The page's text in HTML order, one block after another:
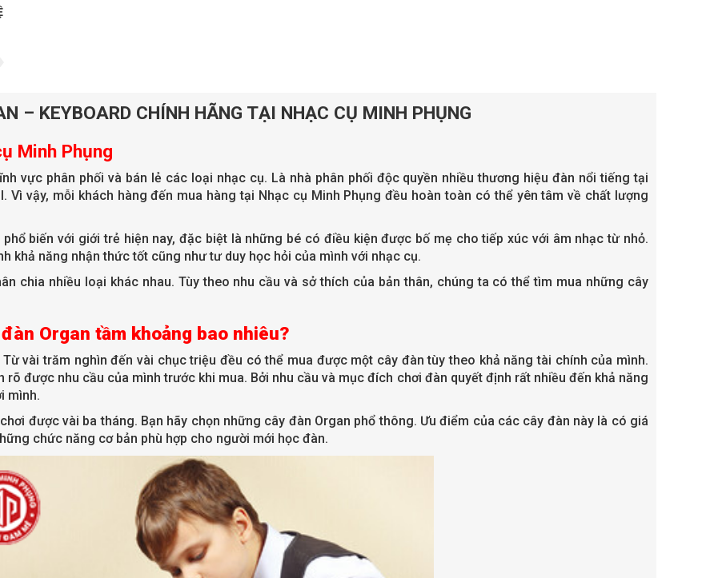
– KEYBOARD CHÍNH HÃNG TẠI NHẠC CỤ MINH PHỤNG
Minh Phụng
vực phân phối và bán lẻ các loại nhạc cụ. Là nhà phân phối độc quyền nhiều thương hiệu đàn nổi tiếng tại
Vì vậy, mỗi khách hàng đến mua hàng tại Nhạc cụ Minh Phụng đều hoàn toàn có thể yên tâm về chất lượng
biến với giới trẻ hiện nay, đặc biệt là những bé có điều kiện được bố mẹ cho tiếp xúc với âm nhạc từ nhỏ.
khả năng nhận thức tốt cũng như tư duy học hỏi của mình với nhạc cụ.
chia nhiều loại khác nhau. Tùy theo nhu cầu và sở thích của bản thân, chúng ta có thể tìm mua những cây
Organ tầm khoảng bao nhiêu?
vài trăm nghìn đến vài chục triệu đều có thể mua được một cây đàn tùy theo khả năng tài chính của mình.
rõ được nhu cầu của mình trước khi mua. Bởi nhu cầu và mục đích chơi đàn quyết định rất nhiều đến khả năng
mình.
được vài ba tháng. Bạn hãy chọn những cây đàn Organ phổ thông. Ưu điểm của các cây đàn này là có giá
chức năng cơ bản phù hợp cho người mới học đàn.